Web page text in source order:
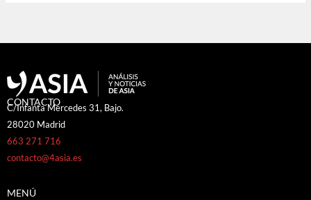
CONTACTO
C/Infanta Mercedes 31, Bajo.
28020 Madrid
663 271 716
contacto@4asia.es
MENÚ